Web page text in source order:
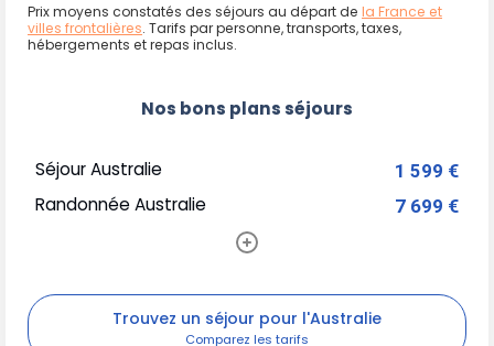
Prix moyens constatés des séjours au départ de la France et
villes frontalières. Tarifs par personne, transports, taxes,
hébergements et repas inclus.
Nos bons plans séjours
Séjour Australie 1 599 €
Randonnée Australie 7 699 €
Trouvez un séjour pour l'Australie